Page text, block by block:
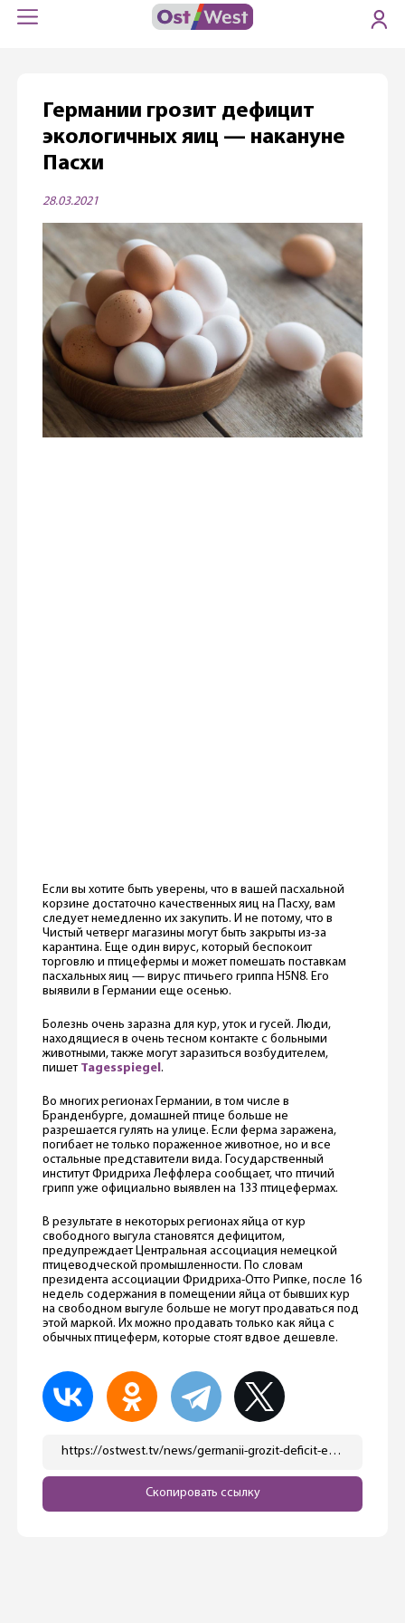
Германии грозит дефицит
экологичных яиц — накануне
Пасхи
28.03.2021
Если вы хотите быть уверены, что в вашей пасхальной
корзине достаточно качественных яиц на Пасху, вам
следует немедленно их закупить. И не потому, что в
Чистый четверг магазины могут быть закрыты из-за
карантина. Еще один вирус, который беспокоит
торговлю и птицефермы и может помешать поставкам
пасхальных яиц — вирус птичьего гриппа H5N8. Его
выявили в Германии еще осенью.
Болезнь очень заразна для кур, уток и гусей. Люди,
находящиеся в очень тесном контакте с больными
животными, также могут заразиться возбудителем,
пишет Tagesspiegel .
Во многих регионах Германии, в том числе в
Бранденбурге, домашней птице больше не
разрешается гулять на улице. Если ферма заражена,
погибает не только пораженное животное, но и все
остальные представители вида. Государственный
институт Фридриха Леффлера сообщает, что птичий
грипп уже официально выявлен на 133 птицефермах.
В результате в некоторых регионах яйца от кур
свободного выгула становятся дефицитом,
предупреждает Центральная ассоциация немецкой
птицеводческой промышленности. По словам
президента ассоциации Фридриха-Отто Рипке, после 16
недель содержания в помещении яйца от бывших кур
на свободном выгуле больше не могут продаваться под
этой маркой. Их можно продавать только как яйца с
обычных птицеферм, которые стоят вдвое дешевле.
https://ostwest.tv/news/germanii-grozit-deficit-ekologichnyh-yaic-nakanune-pashi/
Скопировать ссылку